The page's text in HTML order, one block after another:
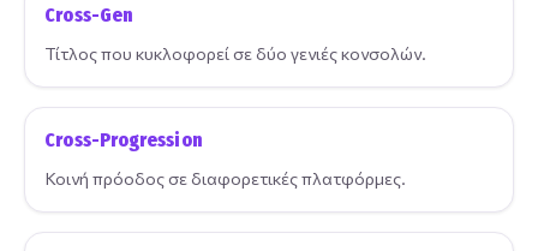
Cross-Gen
Τίτλος που κυκλοφορεί σε δύο γενιές κονσολών.
Cross-Progression
Κοινή πρόοδος σε διαφορετικές πλατφόρμες.